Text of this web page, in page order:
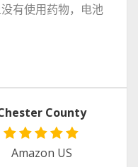
有使用药物，电池
County
Amazon US